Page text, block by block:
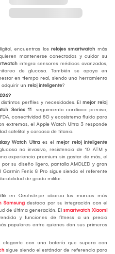
encuentras los relojes smartwatch más
mantenerse conectados y cuidar su
integra sensores médicos avanzados,
de glucosa. También se apoya en
en tiempo real, siendo una herramienta
adquirir un reloj inteligente?
perfiles y necesidades. El mejor reloj
Series 11: seguimiento cardíaco preciso,
conectividad 5G y ecosistema fluido para
extremas, el Apple Watch Ultra 3 responde
satelital y carcasa de titanio.
Watch Ultra es el mejor reloj inteligente
no invasivo, resistencia de 10 ATM y
experiencia premium sin gastar de más, el
por su diseño ligero, pantalla AMOLED y gran
Fenix 8 Pro sigue siendo el referente
de grado militar.
en Oechsle.pe abarca las marcas más
Samsung destaca por su integración con el
de última generación. El smartwatch Xiaomi
y funciones de fitness a un precio
populares entre quienes dan sus primeros
con una batería que supera con
sigue siendo el estándar de referencia para